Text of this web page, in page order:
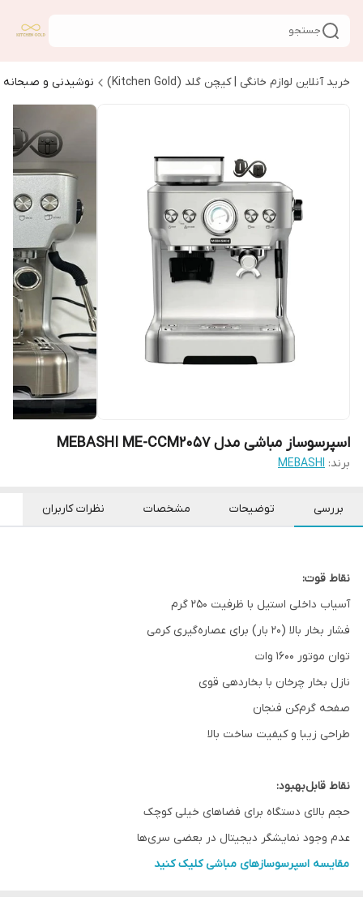
جستجو
خرید آنلاین لوازم خانگی | کیچن گلد (Kitchen Gold) نوشیدنی و صبحانه
اسپرسوساز مباشی مدل MEBASHI ME-CCM2057
برند: MEBASHI
بررسی توضیحات مشخصات نظرات کاربران
نقاط قوت:
آسیاب داخلی استیل با ظرفیت ۲۵۰ گرم
فشار بخار بالا (۲۰ بار) برای عصاره‌گیری کرمی
توان موتور ۱۶۰۰ وات
نازل بخار چرخان با بخاردهی قوی
صفحه گرم‌کن فنجان
طراحی زیبا و کیفیت ساخت بالا
نقاط قابل‌بهبود:
حجم بالای دستگاه برای فضاهای خیلی کوچک
عدم وجود نمایشگر دیجیتال در بعضی سری‌ها
مقایسه اسپرسوسازهای مباشی کلیک کنید